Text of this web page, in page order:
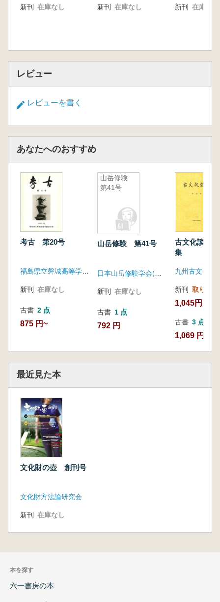
新刊 在庫なし 新刊 在庫なし 新刊 在庫なし
レビュー
レビューを書く
あなたへのおすすめ
考古 第20号
福島県立磐城高等学校史学部
新刊 在庫なし
古書 2 点
875 円~
山岳修験
第41号
山岳修験 第41号
新刊 在庫なし
古書 1 点
792 円
古文化談叢
集
九州古文化研
新刊 取り寄せ
1,045円
古書 3 点
1,069 円~
最近見た本
文化財の壺 創刊号
文化財方法論研究会
新刊 在庫なし
本を探す
六一書房の本